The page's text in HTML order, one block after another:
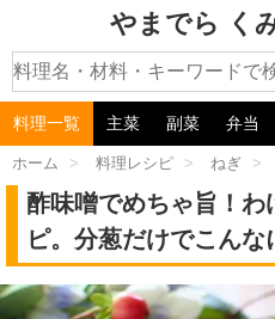
やまでら く
料理一覧 主菜 副菜 弁当
ホーム > 料理レシピ > ねぎ >
酢味噌でめちゃ旨！
ピ。分葱だけでこんな